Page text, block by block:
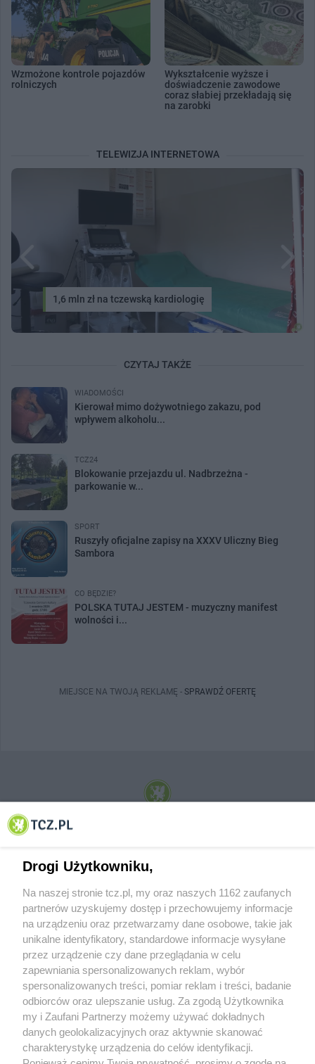
Wzmożone kontrole pojazdów
rolniczych
Wykształcenie wyższe i
doświadczenie zawodowe
coraz słabiej przekładają się
na zarobki
TELEWIZJA INTERNETOWA
1,6 mln zł na tczewską kardiologię
CZYTAJ TAKŻE
WIADOMOŚCI
Kierował mimo dożywotniego zakazu, pod
wpływem alkoholu...
TCZ24
Blokowanie przejazdu ul. Nadbrzeżna -
parkowanie w...
SPORT
Ruszyły oficjalne zapisy na XXXV Uliczny Bieg
Sambora
CO BĘDZIE?
POLSKA TUTAJ JESTEM - muzyczny manifest
wolności i...
MIEJSCE NA TWOJĄ REKLAMĘ - SPRAWDŹ OFERTĘ
© 2001-2026 Tczew - TCZ.PL Sp. z o.o. Internetowy Serwis Informacyjny Miasta
O FIRMIE POLITYKA PRYWATNOŚCI HOSTING
REKLAMA WSPÓŁPRACA RSS FACEBOOK KONTAKT
Nasze serwisy
Aktualności Muzyka i kultura
Drogi Użytkowniku,
Na naszej stronie tcz.pl, my oraz naszych 1162 zaufanych
partnerów uzyskujemy dostęp i przechowujemy informacje
na urządzeniu oraz przetwarzamy dane osobowe, takie jak
unikalne identyfikatory, standardowe informacje wysyłane
przez urządzenie czy dane przeglądania w celu
zapewniania spersonalizowanych reklam, wybór
spersonalizowanych treści, pomiar reklam i treści, badanie
odbiorców oraz ulepszanie usług. Za zgodą Użytkownika
my i Zaufani Partnerzy możemy używać dokładnych
danych geolokalizacyjnych oraz aktywnie skanować
charakterystykę urządzenia do celów identyfikacji.